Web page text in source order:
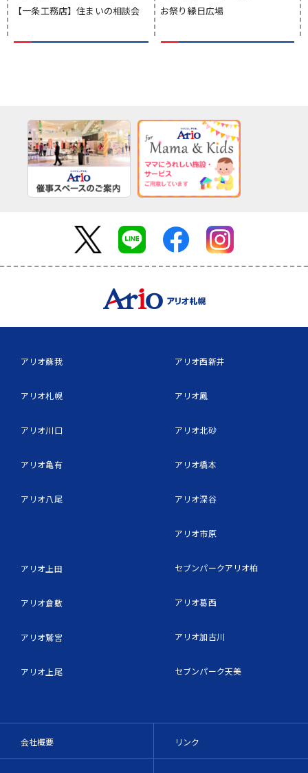
【一条工務店】住まいの相談会
お祭り縁日広場
アリオ蘇我
アリオ札幌
アリオ川口
アリオ亀有
アリオ八尾
アリオ上田
アリオ倉敷
アリオ鷲宮
アリオ上尾
アリオ西新井
アリオ鳳
アリオ北砂
アリオ橋本
アリオ深谷
アリオ市原
セブンパークアリオ柏
アリオ葛西
アリオ加古川
セブンパーク天美
会社概要 リンク